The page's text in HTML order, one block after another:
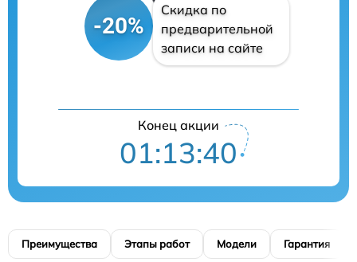
-20%
Скидка по
предварительной
записи на сайте
Конец акции
01:13:39
Преимущества Этапы работ Модели Гарантия